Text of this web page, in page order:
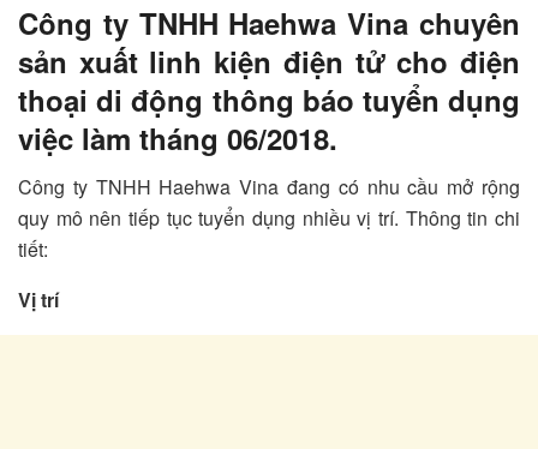
Công ty TNHH Haehwa Vina chuyên
sản xuất linh kiện điện tử cho điện
thoại di động thông báo tuyển dụng
việc làm tháng 06/2018.
Công ty TNHH Haehwa Vina đang có nhu cầu mở rộng
quy mô nên tiếp tục tuyển dụng nhiều vị trí. Thông tin chi
tiết:
Vị trí